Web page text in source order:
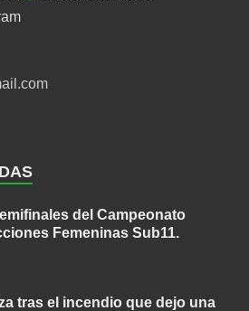
del Campeonato
Femeninas Sub11.
tras el incendio que dejo una